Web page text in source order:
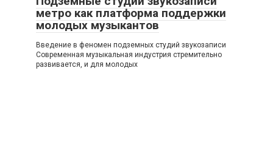
метро как платформа поддержки
молодых музыкантов
Введение в феномен подземных студий звукозаписи
Современная музыкальная индустрия стремительно
развивается, и для молодых